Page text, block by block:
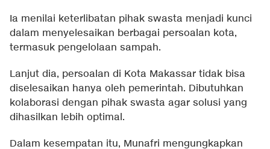
Ia menilai keterlibatan pihak swasta menjadi kunci
dalam menyelesaikan berbagai persoalan kota,
termasuk pengelolaan sampah.
Lanjut dia, persoalan di Kota Makassar tidak bisa
diselesaikan hanya oleh pemerintah. Dibutuhkan
kolaborasi dengan pihak swasta agar solusi yang
dihasilkan lebih optimal.
Dalam kesempatan itu, Munafri mengungkapkan